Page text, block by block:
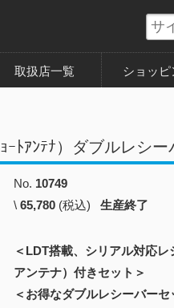
取扱店一覧 ショッピ
ﾄｱﾝﾃﾅ）ダブルレシー
No. 10749
\ 65,780 (税込) 生産終了
＜LDT搭載、シリアル対応
アンテナ）付きセット＞
＜お得なダブルレシーバーセ